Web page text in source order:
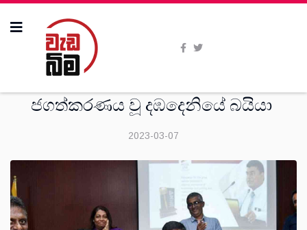
ජගත්කරණය වූ දඹදෙනියේ බයියා
2023-03-07